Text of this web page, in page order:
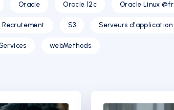
Oracle Oracle 12c Oracle Linux @fr
Recrutement S3 Serveurs d'application
webMethods